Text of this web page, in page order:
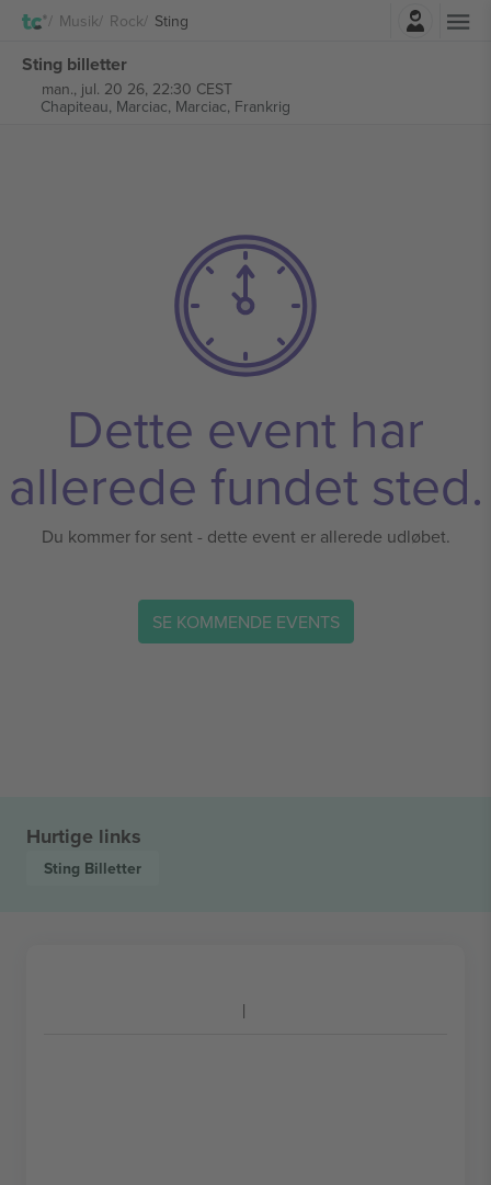
Musik Rock Sting
Sting billetter
man., jul. 20 26, 22:30 CEST
Chapiteau, Marciac, Marciac, Frankrig
Dette event har
allerede fundet sted.
Du kommer for sent - dette event er allerede udløbet.
SE KOMMENDE EVENTS
Hurtige links
Sting Billetter